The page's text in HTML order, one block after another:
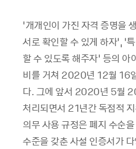
‘개개인이 가진 자격 증명을
서로 확인할 수 있게 하자’, ‘
할 수 있도록 해주자’ 등의
비를 거쳐 2020년 12월 16
다. 그에 앞서 2020년 5월
처리되면서 21년간 독점적
의무 사용 규정은 폐지 수순
수준을 갖춘 사설 인증서가